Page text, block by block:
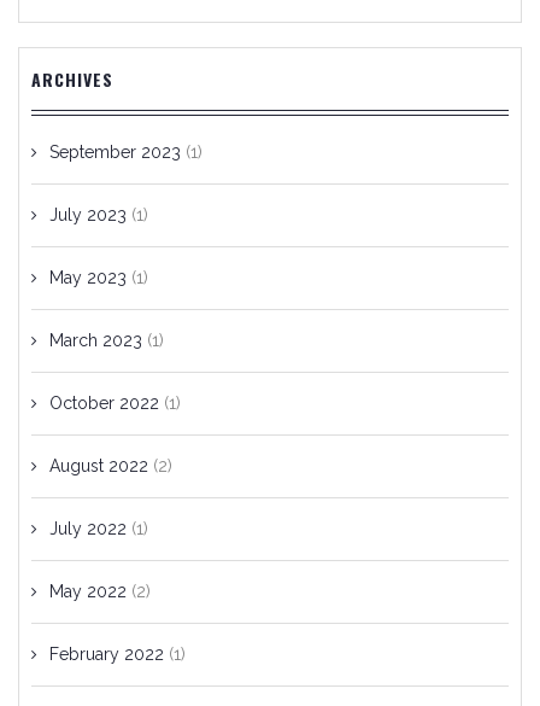
ARCHIVES
September 2023 (1)
July 2023 (1)
May 2023 (1)
March 2023 (1)
October 2022 (1)
August 2022 (2)
July 2022 (1)
May 2022 (2)
February 2022 (1)